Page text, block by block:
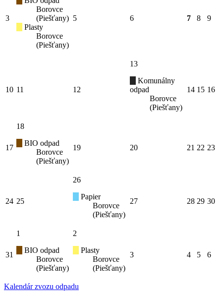
3
Borovce
(Piešťany)
Plasty
Borovce
(Piešťany)
5 6 7 8 9
10 11 12
13
Komunálny
odpad
Borovce
(Piešťany)
14 15 16
17
18
BIO odpad
Borovce
(Piešťany)
19 20 21 22 23
24 25
26
Papier
Borovce
(Piešťany)
27 28 29 30
31
1
BIO odpad
Borovce
(Piešťany)
2
Plasty
Borovce
(Piešťany)
3 4 5 6
Kalendár zvozu odpadu